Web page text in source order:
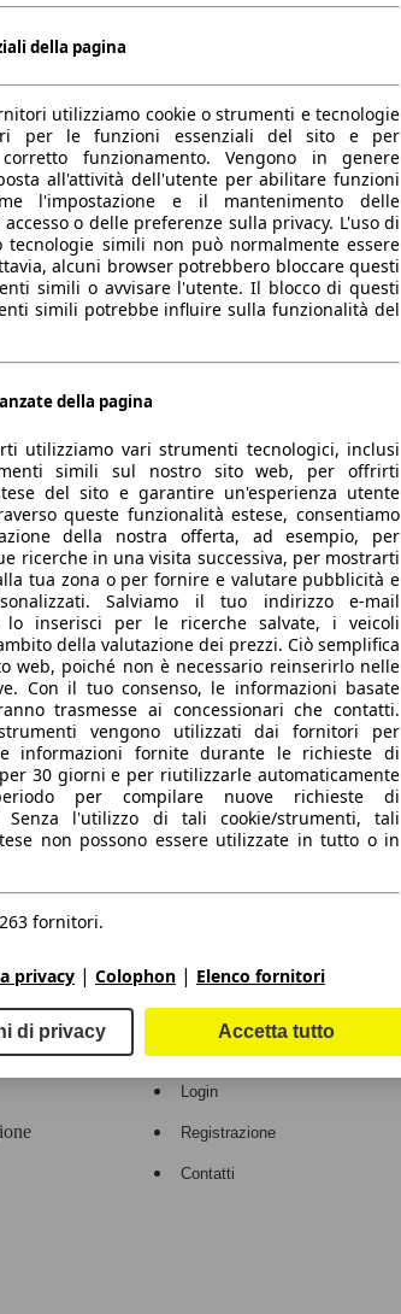
Area rivenditori
Login
Registrazione
Contatti
della pagina
utilizziamo cookie o strumenti e tecnologie
per le funzioni essenziali del sito e per
funzionamento. Vengono in genere
all'attività dell'utente per abilitare funzioni
l'impostazione e il mantenimento delle
o delle preferenze sulla privacy. L'uso di
tecnologie simili non può normalmente essere
alcuni browser potrebbero bloccare questi
simili o avvisare l'utente. Il blocco di questi
simili potrebbe influire sulla funzionalità del
della pagina
utilizziamo vari strumenti tecnologici, inclusi
simili sul nostro sito web, per offrirti
del sito e garantire un'esperienza utente
queste funzionalità estese, consentiamo
della nostra offerta, ad esempio, per
ricerche in una visita successiva, per mostrarti
tua zona o per fornire e valutare pubblicità e
Salviamo il tuo indirizzo e-mail
lo inserisci per le ricerche salvate, i veicoli
della valutazione dei prezzi. Ciò semplifica
web, poiché non è necessario reinserirlo nelle
Con il tuo consenso, le informazioni basate
trasmesse ai concessionari che contatti.
vengono utilizzati dai fornitori per
informazioni fornite durante le richieste di
30 giorni e per riutilizzarle automaticamente
per compilare nuove richieste di
Senza l'utilizzo di tali cookie/strumenti, tali
non possono essere utilizzate in tutto o in
fornitori.
privacy | Colophon | Elenco fornitori
di privacy Accetta tutto